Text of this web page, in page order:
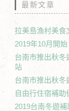
最新文章
拉美島漁村美食
2019年10月開
台南市推出秋冬
站
台南市推出秋冬
自由行住宿補
2019台南冬遊